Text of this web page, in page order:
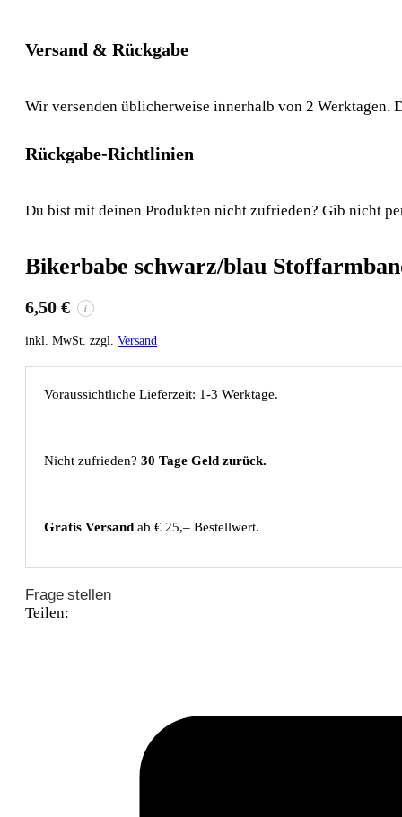
Versand & Rückgabe
Wir versenden üblicherweise innerhalb von 2 Werktagen.
Rückgabe-Richtlinien
Du bist mit deinen Produkten nicht zufrieden? Gib nicht
Bikerbabe schwarz/blau
6,50 € i
inkl. MwSt. zzgl. Versand
Voraussichtliche Lieferzeit: 1-3 Werktage.
Nicht zufrieden? 30 Tage Geld zurück.
Gratis Versand ab € 25,– Bestellwert.
Frage stellen
Teilen: